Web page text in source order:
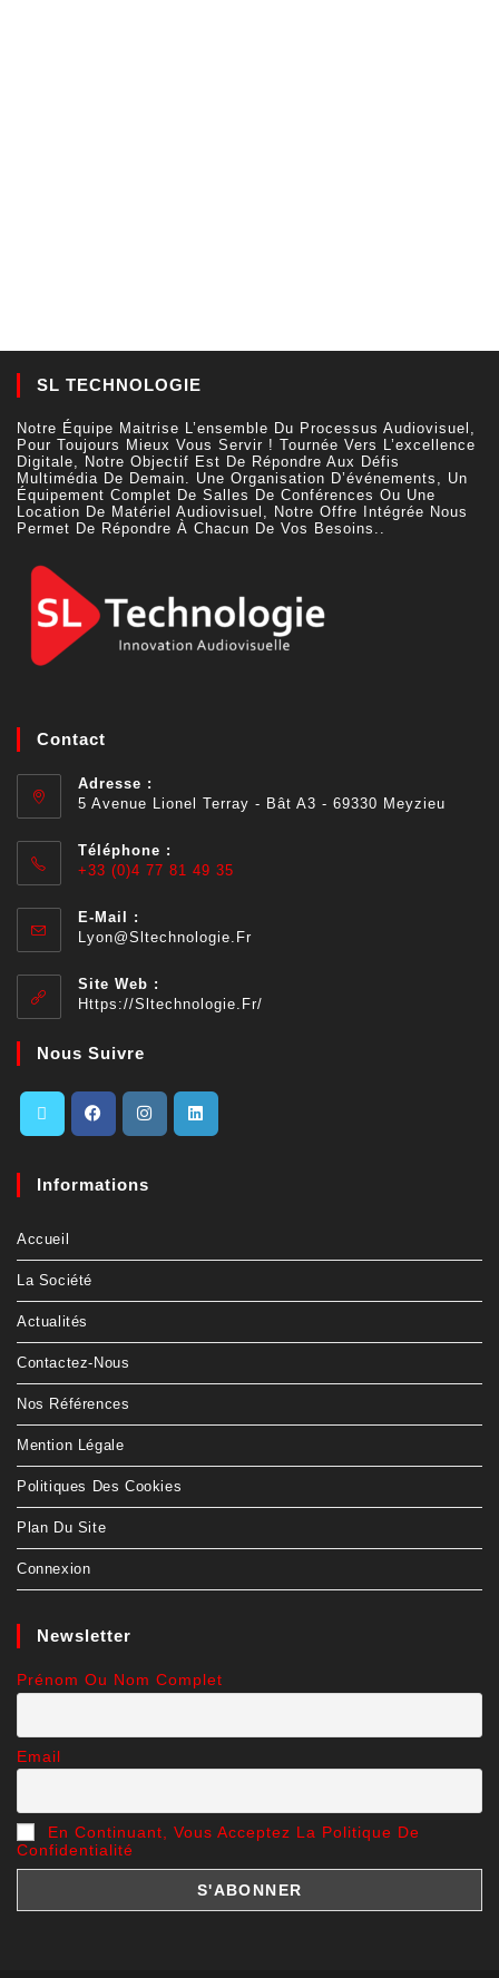
SL TECHNOLOGIE
Notre Équipe Maitrise L’ensemble Du Processus Audiovisuel,
Pour Toujours Mieux Vous Servir ! Tournée Vers L’excellence
Digitale, Notre Objectif Est De Répondre Aux Défis
Multimédia De Demain. Une Organisation D’événements, Un
Équipement Complet De Salles De Conférences Ou Une
Location De Matériel Audiovisuel, Notre Offre Intégrée Nous
Permet De Répondre À Chacun De Vos Besoins..
Contact
Adresse :
5 Avenue Lionel Terray - Bât A3 - 69330 Meyzieu
Téléphone :
+33 (0)4 77 81 49 35
E-Mail :
Lyon@sltechnologie.fr
Site Web :
Https://sltechnologie.fr/
Nous Suivre
Informations
Accueil
La Société
Actualités
Contactez-Nous
Nos Références
Mention Légale
Politiques Des Cookies
Plan Du Site
Connexion
Newsletter
Prénom Ou Nom Complet
Email
En Continuant, Vous Acceptez La Politique De
Confidentialité